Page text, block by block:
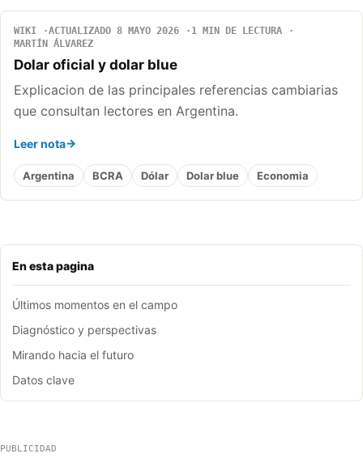
En esta pagina
Últimos momentos en el campo
Diagnóstico y perspectivas
Mirando hacia el futuro
Datos clave
WIKI ACTUALIZADO 8 MAYO 2026
1 MIN DE LECTURA
MARTÍN ÁLVAREZ
Dolar oficial y dolar blue
Explicacion de las principales referencias cambiarias
que consultan lectores en Argentina.
Leer nota
Argentina BCRA Dólar Dolar blue Economia
PUBLICIDAD